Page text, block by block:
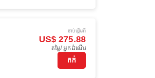
ចាប់ផ្ដើមពី
US$ 275.88
តម្លៃ/ អ្នកដំណើរ
កក់